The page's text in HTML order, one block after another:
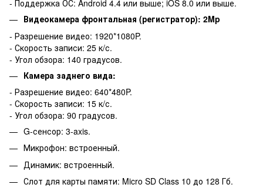
- Поддержка ОС: Android 4.4 или выше; iOS 8.0 или выше.
Видеокамера фронтальная (регистратор): 2Mp
- Разрешение видео: 1920*1080P.
- Скорость записи: 25 к/с.
- Угол обзора: 140 градусов.
Камера заднего вида:
- Разрешение видео: 640*480P.
- Скорость записи: 15 к/с.
- Угол обзора: 90 градусов.
G-сенсор: 3-axis.
Микрофон: встроенный.
Динамик: встроенный.
Слот для карты памяти: Micro SD Class 10 до 128 Гб.